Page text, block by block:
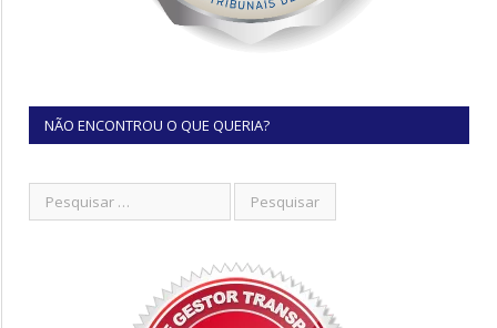
NÃO ENCONTROU O QUE QUERIA?